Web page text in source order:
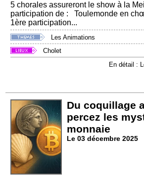
5 chorales assureront le show à la
participation de : Toulemonde en
1ère participation...
Les Animations
Cholet
En détail :
Du coquillage
percez les
monnaie
Le 03 décembre 2025